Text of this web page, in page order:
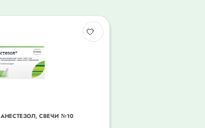
АНЕСТЕЗОЛ, СВЕЧИ №10